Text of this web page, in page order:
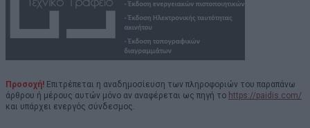
Προσοχή! Επιτρέπεται η αναδημοσίευση των πληροφοριών του παραπάνω
άρθρου ή μέρους αυτών μόνο αν αναφέρεται ως πηγή το https://paidis.com/
και υπάρχει ενεργός σύνδεσμος.